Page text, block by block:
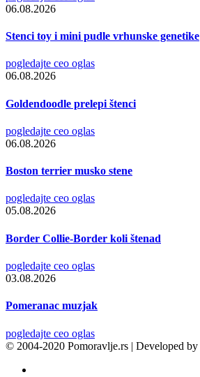
06.08.2026
Stenci toy i mini pudle vrhunske genetike
pogledajte ceo oglas
06.08.2026
Goldendoodle prelepi štenci
pogledajte ceo oglas
06.08.2026
Boston terrier musko stene
pogledajte ceo oglas
05.08.2026
Border Collie-Border koli štenad
pogledajte ceo oglas
03.08.2026
Pomeranac muzjak
pogledajte ceo oglas
© 2004-2020 Pomoravlje.rs | Developed by